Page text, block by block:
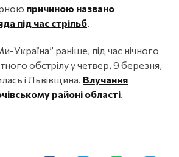
причиною названо
під час стрільб
Україна” раніше, під час нічного
обстрілу у четвер, 9 березня,
і Львівщина. Влучання
районі області